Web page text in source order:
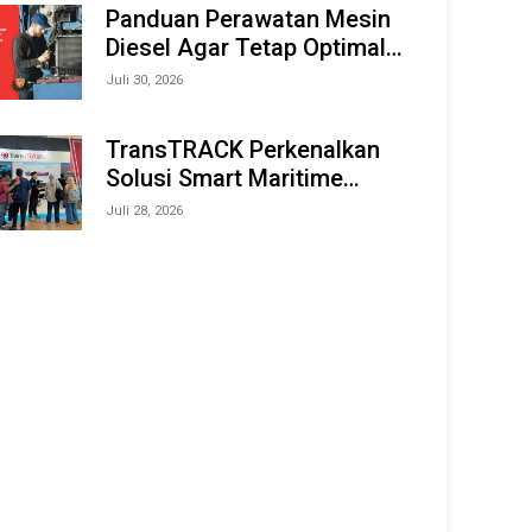
Panduan Perawatan Mesin
Diesel Agar Tetap Optimal
dan Tahan Lama
Juli 30, 2026
TransTRACK Perkenalkan
Solusi Smart Maritime
Monitoring Berbasis AI dan
Juli 28, 2026